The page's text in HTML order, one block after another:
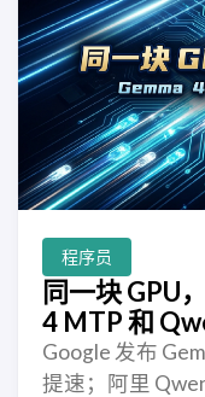
程序员
同一块 GPU
4 MTP 和
Google 发布
提速；阿里